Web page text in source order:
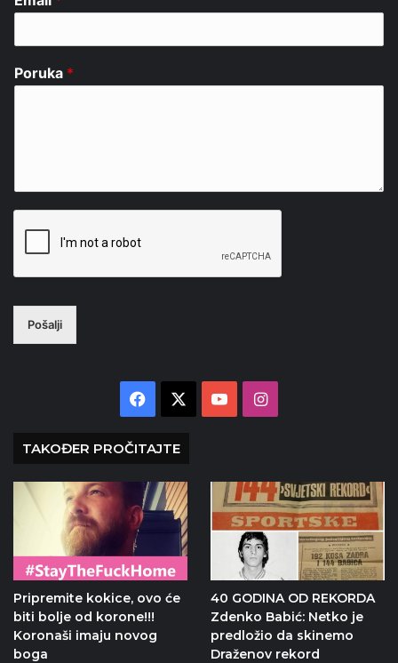
Poruka *
Pošalji
Facebook YouTubeInstagram
TAKOĐER PROČITAJTE
Pripremite kokice, ovo će
biti bolje od korone!!!
Koronaši imaju novog
boga
40 GODINA OD REKORDA
Zdenko Babić: Netko je
predložio da skinemo
Draženov rekord